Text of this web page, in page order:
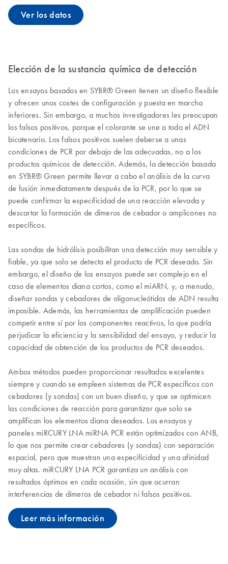
Ver los datos
Elección de la sustancia química de detección
Los ensayos basados en SYBR® Green tienen un diseño flexible
y ofrecen unos costes de configuración y puesta en marcha
inferiores. Sin embargo, a muchos investigadores les preocupan
los falsos positivos, porque el colorante se une a todo el ADN
bicatenario. Los falsos positivos suelen deberse a unas
condiciones de PCR por debajo de las adecuadas, no a los
productos químicos de detección. Además, la detección basada
en SYBR® Green permite llevar a cabo el análisis de la curva
de fusión inmediatamente después de la PCR, por lo que se
puede confirmar la especificidad de una reacción elevada y
descartar la formación de dímeros de cebador o amplicones no
específicos.
Las sondas de hidrólisis posibilitan una detección muy sensible y
fiable, ya que solo se detecta el producto de PCR deseado. Sin
embargo, el diseño de los ensayos puede ser complejo en el
caso de elementos diana cortos, como el miARN, y, a menudo,
diseñar sondas y cebadores de oligonucleótidos de ADN resulta
imposible. Además, las herramientas de amplificación pueden
competir entre sí por los componentes reactivos, lo que podría
perjudicar la eficiencia y la sensibilidad del ensayo, y reducir la
capacidad de obtención de los productos de PCR deseados.
Ambos métodos pueden proporcionar resultados excelentes
siempre y cuando se empleen sistemas de PCR específicos con
cebadores (y sondas) con un buen diseño, y que se optimicen
las condiciones de reacción para garantizar que solo se
amplifican los elementos diana deseados. Los ensayos y
paneles miRCURY LNA miRNA PCR están optimizados con ANB,
lo que nos permite crear cebadores (y sondas) con separación
espacial, pero que muestran una especificidad y una afinidad
muy altas. miRCURY LNA PCR garantiza un análisis con
resultados óptimos en cada ocasión, sin que ocurran
interferencias de dímeros de cebador ni falsos positivos.
Leer más información